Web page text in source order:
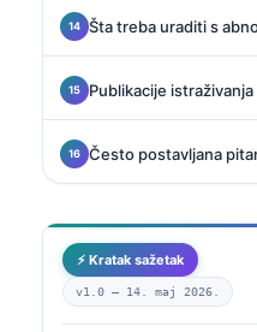
Šta treba uraditi s
Publikacije
Često postavljana
⚡ Kratak sažetak
v1.0 — 14. maj 2026.